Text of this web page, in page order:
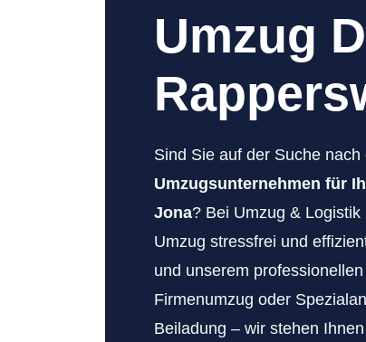
Umzug
Sind Sie auf der Suche nach
Umzugsunternehmen für
Jona? Bei Umzug &
Umzug stressfrei und
und unserem
Firmenumzug oder
Beiladung – wir stehen